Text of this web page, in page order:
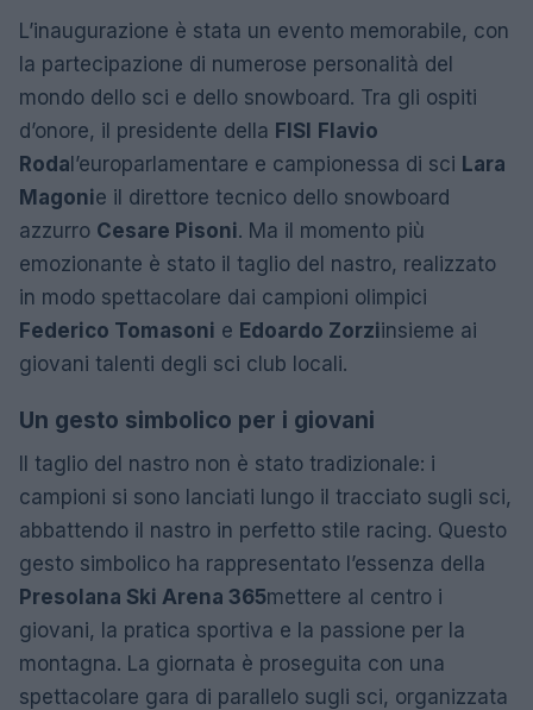
L’inaugurazione è stata un evento memorabile, con
la partecipazione di numerose personalità del
mondo dello sci e dello snowboard. Tra gli ospiti
d’onore, il presidente della FISI
Flavio
Roda l’europarlamentare e campionessa di sci Lara
Magonie il direttore tecnico dello snowboard
azzurro Cesare Pisoni. Ma il momento più
emozionante è stato il taglio del nastro, realizzato
in modo spettacolare dai campioni olimpici
Federico Tomasoni e Edoardo Zorziinsieme ai
giovani talenti degli sci club locali.
Un gesto simbolico per i giovani
Il taglio del nastro non è stato tradizionale: i
campioni si sono lanciati lungo il tracciato sugli sci,
abbattendo il nastro in perfetto stile racing. Questo
gesto simbolico ha rappresentato l’essenza della
Presolana Ski Arena 365mettere al centro i
giovani, la pratica sportiva e la passione per la
montagna. La giornata è proseguita con una
spettacolare gara di parallelo sugli sci, organizzata